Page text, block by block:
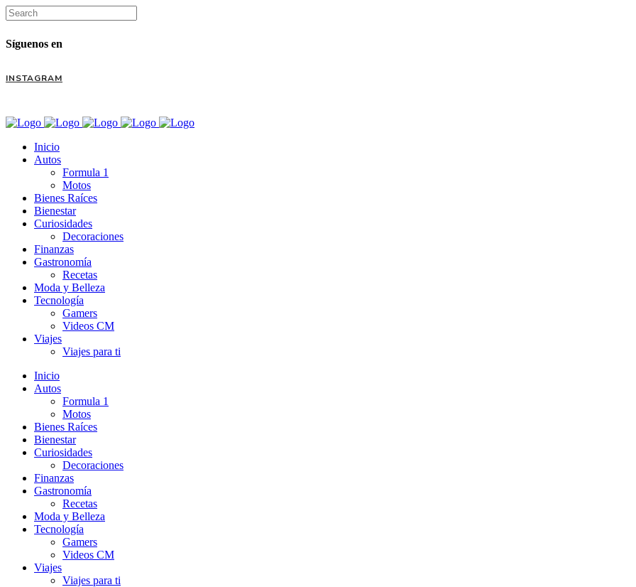
Síguenos en
INSTAGRAM
Inicio
Autos
Formula 1
Motos
Bienes Raíces
Bienestar
Curiosidades
Decoraciones
Finanzas
Gastronomía
Recetas
Moda y Belleza
Tecnología
Gamers
Videos CM
Viajes
Viajes para ti
Inicio
Autos
Formula 1
Motos
Bienes Raíces
Bienestar
Curiosidades
Decoraciones
Finanzas
Gastronomía
Recetas
Moda y Belleza
Tecnología
Gamers
Videos CM
Viajes
Viajes para ti